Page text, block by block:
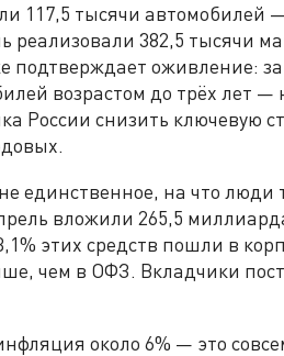
117,5 тысячи автомобилей
реализовали 382,5 тысячи
подтверждает оживление:
возрастом до трёх лет —
России снизить ключевую
единственное, на что люди
вложили 265,5
этих средств пошли в
чем в ОФЗ. Вкладчики
около 6% — это